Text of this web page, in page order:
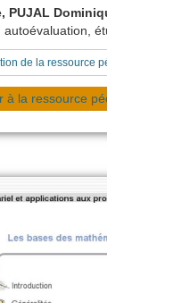
PUJAL Dominique
étude de cas
de la ressource pédagogique
à la ressource pédagogique